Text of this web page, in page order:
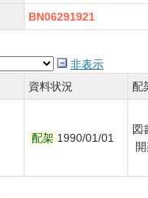
BN06291921
非表示
資料状況 配
配架 1990/01/01
図